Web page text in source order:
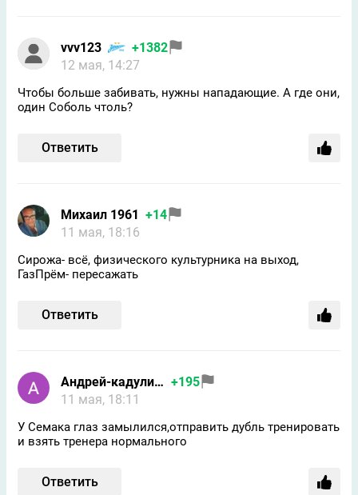
vvv123
+1382
12 мая, 14:27
Чтобы больше забивать, нужны нападающие. А где они,
один Соболь чтоль?
Ответить
Михаил 1961 +14
11 мая, 18:16
Сирожа- всё, физического культурника на выход,
ГазПрём- пересажать
Ответить
Aндрей-кадулин-google +195
11 мая, 18:11
У Семака глаз замылился,отправить дубль тренировать
и взять тренера нормального
Ответить